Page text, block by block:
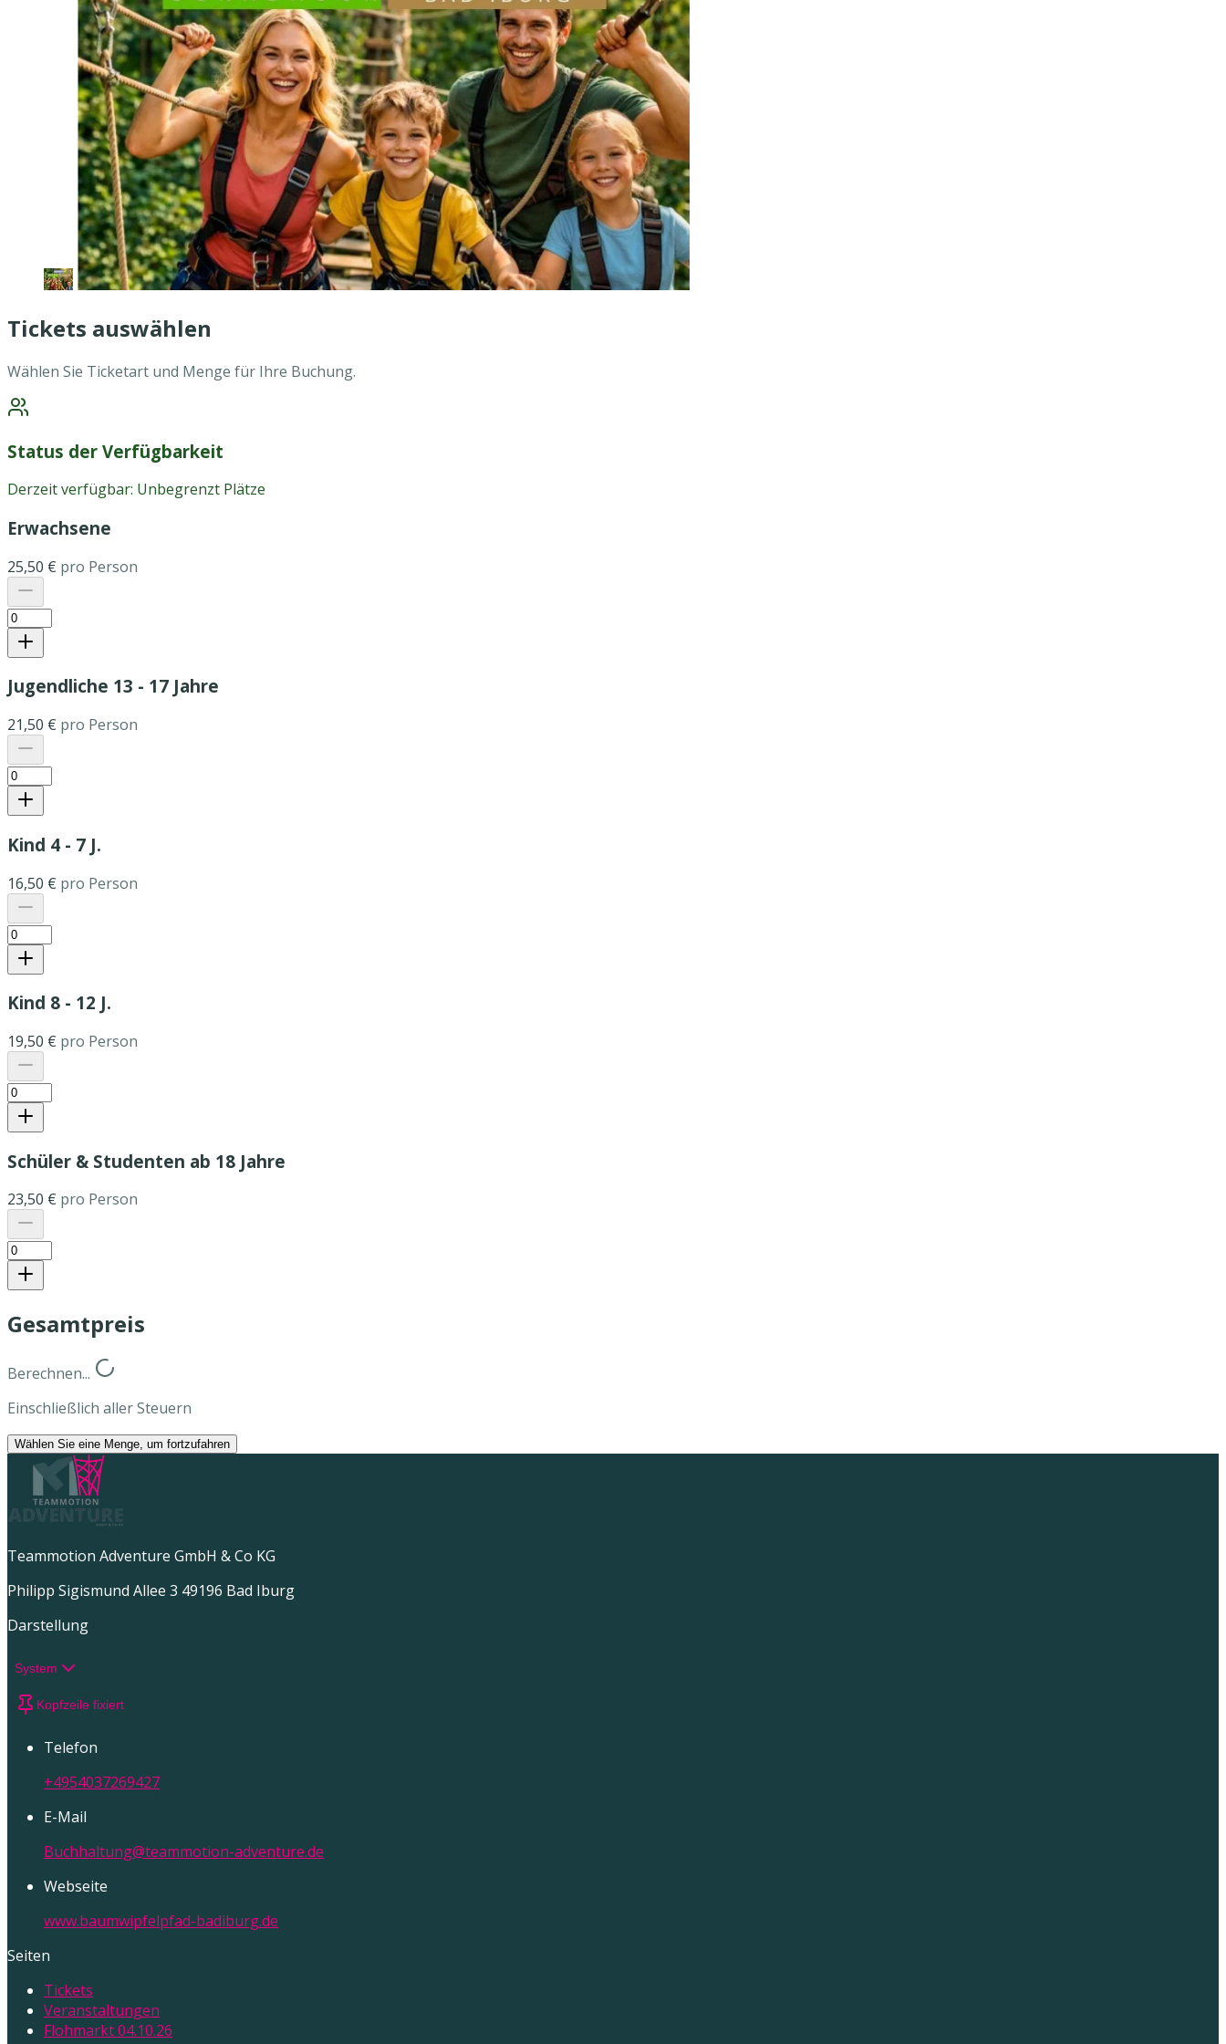
Tickets auswählen
Wählen Sie Ticketart und Menge für Ihre Buchung.
Status der Verfügbarkeit
Derzeit verfügbar: Unbegrenzt Plätze
Erwachsene
25,50 € pro Person
Jugendliche 13 - 17 Jahre
21,50 € pro Person
Kind 4 - 7 J.
16,50 € pro Person
Kind 8 - 12 J.
19,50 € pro Person
Schüler & Studenten ab 18 Jahre
23,50 € pro Person
Gesamtpreis
Berechnen...
Einschließlich aller Steuern
Wählen Sie eine Menge, um fortzufahren
Teammotion Adventure GmbH & Co KG
Philipp Sigismund Allee 3 49196 Bad Iburg
Darstellung
System
Kopfzeile fixiert
Telefon
+4954037269427
E-Mail
Buchhaltung@teammotion-adventure.de
Webseite
www.baumwipfelpfad-badiburg.de
Seiten
Tickets
Veranstaltungen
Flohmarkt 04.10.26